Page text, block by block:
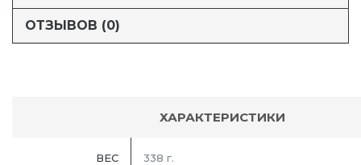
ОТЗЫВОВ (0)
ХАРАКТЕРИСТИКИ
ВЕС 338 г.